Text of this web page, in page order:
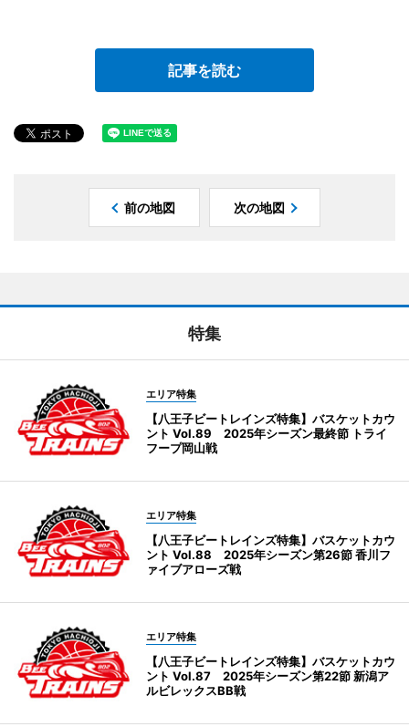
記事を読む
前の地図 次の地図
特集
エリア特集
【八王子ビートレインズ特集】バスケットカウ
ント Vol.89 2025年シーズン最終節 トライ
フープ岡山戦
エリア特集
【八王子ビートレインズ特集】バスケットカウ
ント Vol.88 2025年シーズン第26節 香川フ
ァイブアローズ戦
エリア特集
【八王子ビートレインズ特集】バスケットカウ
ント Vol.87 2025年シーズン第22節 新潟ア
ルビレックスBB戦